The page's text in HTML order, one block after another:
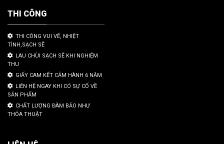
THI CÔNG
THI CÔNG VUI VẼ, NHIỆT
TÌNH,SẠCH SẼ
LAU CHÙI SẠCH SẼ KHI NGHIỆM
THU
GIẤY CAM KẾT CẢM HÀNH 6 NĂM
LIÊN HỆ NGAY KHI CÓ SỰ CỐ VỀ
SẢN PHẨM
CHẤT LƯỢNG ĐÀM BẢO NHƯ
THỎA THUẬT